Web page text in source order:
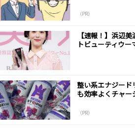
（PR）
【速報！】浜辺
トビューティウ
整い系エナジード
も効率よくチャー
（PR）